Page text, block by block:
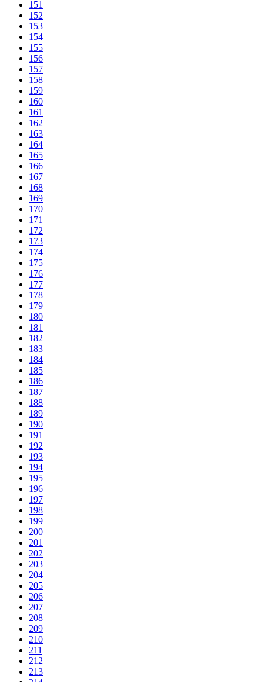
151
152
153
154
155
156
157
158
159
160
161
162
163
164
165
166
167
168
169
170
171
172
173
174
175
176
177
178
179
180
181
182
183
184
185
186
187
188
189
190
191
192
193
194
195
196
197
198
199
200
201
202
203
204
205
206
207
208
209
210
211
212
213